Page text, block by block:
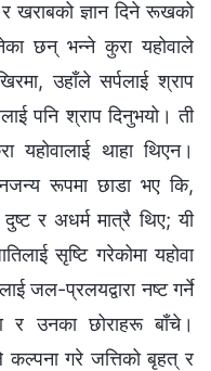
खराबको ज्ञान दिने रूखको
छन् भन्‍ने कुरा यहोवाले
उहाँले सर्पलाई श्राप
पनि श्राप दिनुभयो। ती
थाहा थिएन।
रूपमा छाडा भए कि,
र अधर्म मात्रै थिए; यी
सृष्टि गरेकोमा यहोवा
जल-प्रलयद्वारा नष्ट गर्ने
र उनका छोराहरू बाँचे।
गरे जत्तिको बृहत् र